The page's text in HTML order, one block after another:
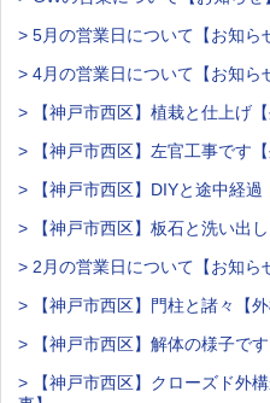
> 5月の営業日について【お知ら
> 4月の営業日について【お知ら
> 【神戸市西区】植栽と仕上げ
> 【神戸市西区】左官工事です
> 【神戸市西区】DIYと途中経過
> 【神戸市西区】板石と洗い出
> 2月の営業日について【お知ら
> 【神戸市西区】門柱と諸々【
> 【神戸市西区】解体の様子で
> 【神戸市西区】クローズド外